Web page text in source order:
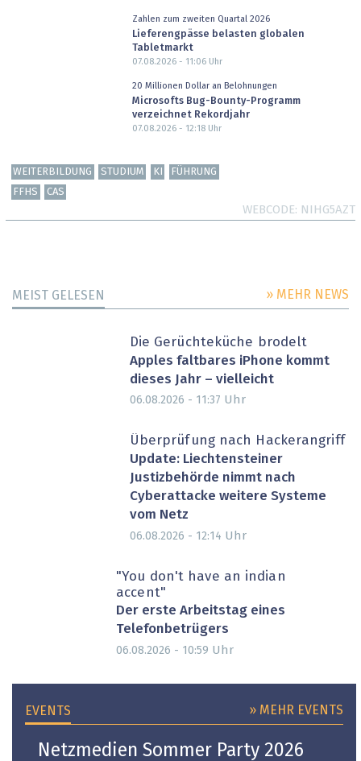
Zahlen zum zweiten Quartal 2026
Lieferengpässe belasten globalen
Tabletmarkt
07.08.2026 - 11:06Uhr
20 Millionen Dollar an Belohnungen
Microsofts Bug-Bounty-Programm
verzeichnet Rekordjahr
07.08.2026 - 12:18Uhr
WEITERBILDUNG STUDIUM KI
FÜHRUNG
FFHS
CAS
WEBCODE NIHG5AZT
MEIST GELESEN » MEHR NEWS
Die Gerüchteküche brodelt
Apples faltbares iPhone kommt
dieses Jahr – vielleicht
06.08.2026 - 11:37 Uhr
Überprüfung nach Hackerangriff
Update: Liechtensteiner
Justizbehörde nimmt nach
Cyberattacke weitere Systeme
vom Netz
06.08.2026 - 12:14 Uhr
"You don't have an indian
accent"
Der erste Arbeitstag eines
Telefonbetrügers
06.08.2026 - 10:59 Uhr
EVENTS » MEHR EVENTS
Netzmedien Sommer Party 2026